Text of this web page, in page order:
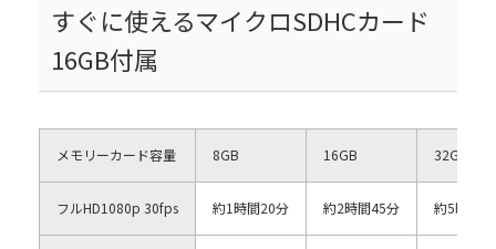
すぐに使えるマイクロSDHCカード
16GB付属
メモリーカード容量 8GB 16GB 32GB
フルHD1080p 30fps 約1時間20分 約2時間45分 約5時間